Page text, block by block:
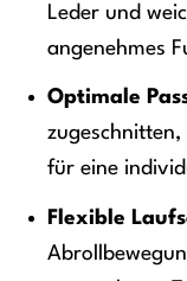
Leder und
angenehmes
Optimale
für eine
Flexible